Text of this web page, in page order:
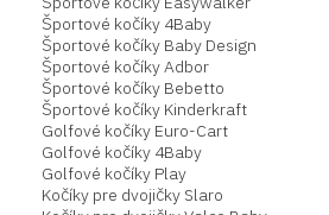
Športové kočíky 4Baby
Športové kočíky Baby Design
Športové kočíky Adbor
Športové kočíky Bebetto
Športové kočíky Kinderkraft
Golfové kočíky Euro-Cart
Golfové kočíky 4Baby
Golfové kočíky Play
Kočíky pre dvojičky Slaro